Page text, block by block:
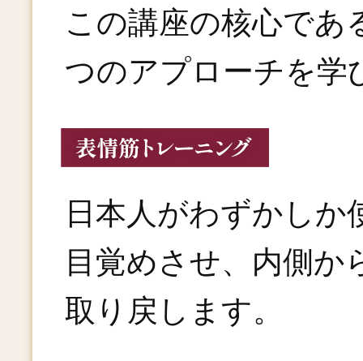
この講座の核心であ
つのアプローチを学
日本人がわずかしか
目覚めさせ、内側か
取り戻します。